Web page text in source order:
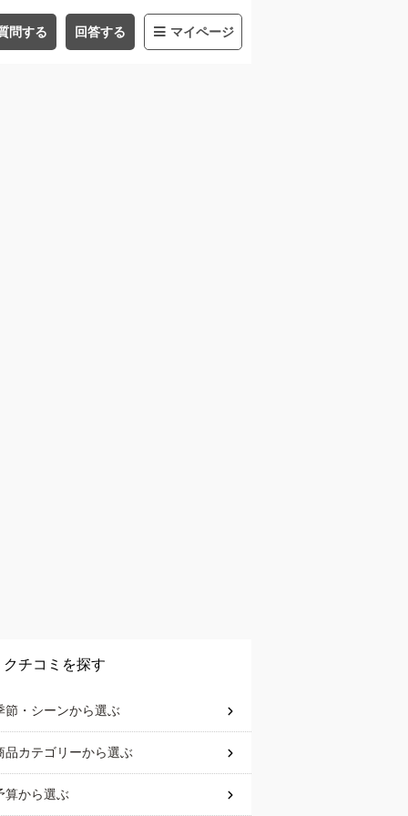
問する 回答する マイページ
クチコミを探す
節・シーンから選ぶ
品カテゴリーから選ぶ
算から選ぶ